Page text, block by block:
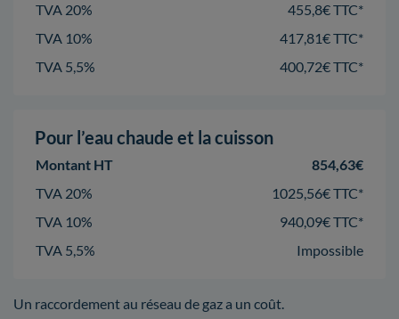
TVA 20%
455,8€ TTC*
TVA 10%
417,81€ TTC*
TVA 5,5%
400,72€ TTC*
Pour l’eau chaude et la cuisson
Montant HT
854,63€
TVA 20%
1025,56€ TTC*
TVA 10%
940,09€ TTC*
TVA 5,5%
Impossible
Un raccordement au réseau de gaz a un coût.